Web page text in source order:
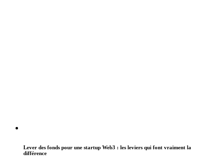
Lever des fonds pour une startup Web3 : les leviers qui font vraiment la
différence